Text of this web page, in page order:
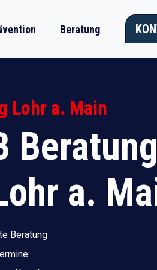
Beratung
Lohr a. Main
a.
Beratung